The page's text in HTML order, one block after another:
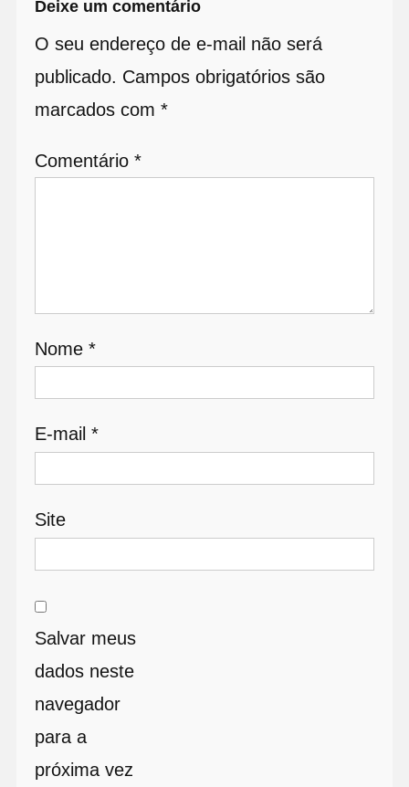
Deixe um comentário
O seu endereço de e-mail não será
publicado. Campos obrigatórios são
marcados com *
Comentário *
Nome *
E-mail *
Site
Salvar meus
dados neste
navegador
para a
próxima vez